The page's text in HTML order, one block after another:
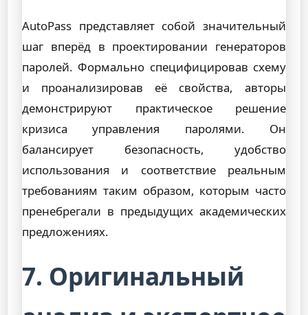
AutoPass представляет собой значительный
шаг вперёд в проектировании генераторов
паролей. Формально специфицировав схему
и проанализировав её свойства, авторы
демонстрируют практическое решение
кризиса управления паролями. Он
балансирует безопасность, удобство
использования и соответствие реальным
требованиям таким образом, которым часто
пренебрегали в предыдущих академических
предложениях.
7. Оригинальный